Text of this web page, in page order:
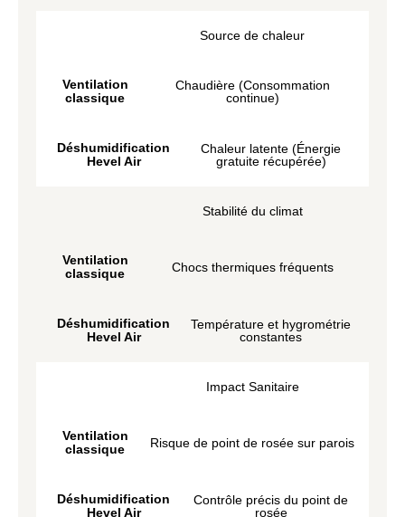
Source de chaleur
Ventilation
classique
Chaudière (Consommation
continue)
Déshumidification
Hevel Air
Chaleur latente (Énergie
gratuite récupérée)
Stabilité du climat
Ventilation
classique
Chocs thermiques fréquents
Déshumidification
Hevel Air
Température et hygrométrie
constantes
Impact Sanitaire
Ventilation
classique
Risque de point de rosée sur parois
Déshumidification
Hevel Air
Contrôle précis du point de
rosée